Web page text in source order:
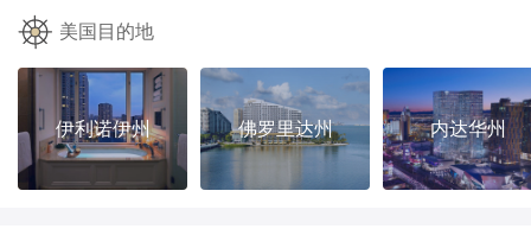
美国目的地
伊利诺伊州 佛罗里达州 内达华州